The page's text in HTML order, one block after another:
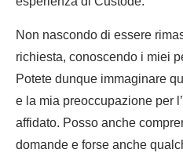
Non nascondo di essere
richiesta, conoscendo i miei
Potete dunque immaginare
e la mia preoccupazione per
affidato. Posso anche
domande e forse anche